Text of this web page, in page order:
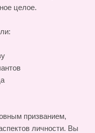
целое.
призванием,
личности. Вы